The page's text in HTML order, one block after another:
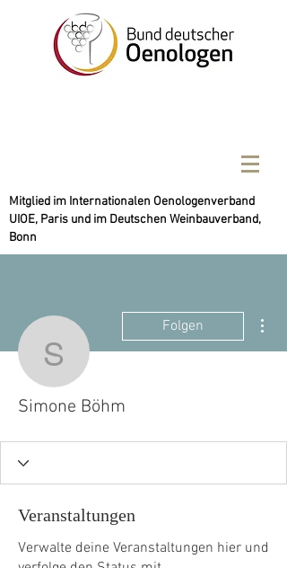
Mitglied im Internationalen Oenologenverband
UIOE, Paris und im Deutschen Weinbauverband,
Bonn
Simone Böhm
Folgen
Simone Böhm
Veranstaltungen
Verwalte deine Veranstaltungen hier und